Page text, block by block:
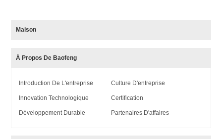
Maison
À Propos De Baofeng
Introduction De L'entreprise Culture D'entreprise
Innovation Technologique Certification
Développement Durable Partenaires D'affaires